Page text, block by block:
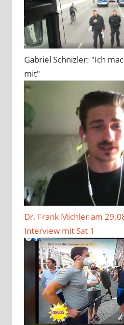
Gabriel Schnizler: "Ich
mit"
Dr. Frank Michler am
Interview mit Sat 1